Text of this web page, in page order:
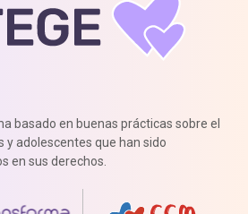
basado en buenas prácticas sobre el
y adolescentes que han sido
en sus derechos.